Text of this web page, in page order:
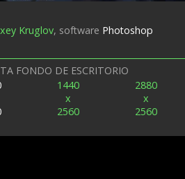
Kruglov, software Photoshop
FONDO DE ESCRITORIO
1440
x
2560
2880
x
2560